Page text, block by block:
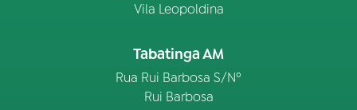
Vila Leopoldina
Tabatinga AM
Rua Rui Barbosa S/Nº
Rui Barbosa